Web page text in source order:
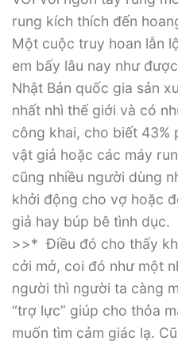
rung kích thích đến
Một cuộc truy hoan lẫn
em bấy lâu nay như
Nhật Bản quốc gia sản
nhất nhì thế giới và có
công khai, cho biết 43%
vật giả hoặc các máy
cũng nhiều người dùng
khởi động cho vợ hoặc
giả hay búp bê tình dục.
>>* Điều đó cho thấy
cởi mở, coi đó như một
người thì người ta càng
“trợ lực” giúp cho thỏa
muốn tìm cảm giác lạ.